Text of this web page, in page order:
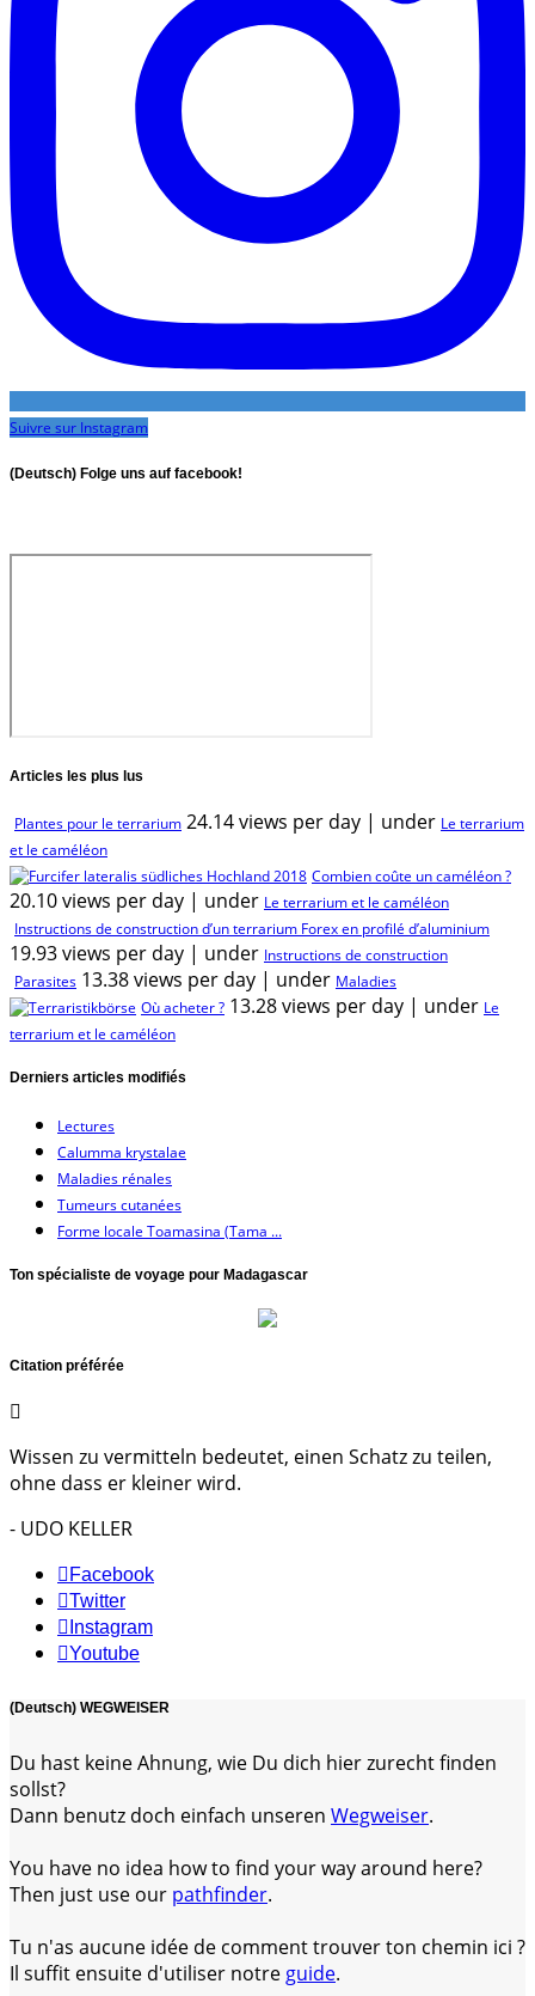
Suivre sur Instagram
(Deutsch) Folge uns auf facebook!
Articles les plus lus
Plantes pour le terrarium 24.14 views per day | under Le terrarium
et le caméléon
Combien coûte un caméléon ?
20.10 views per day | under Le terrarium et le caméléon
Instructions de construction d’un terrarium Forex en profilé d’aluminium
19.93 views per day | under Instructions de construction
Parasites 13.38 views per day | under Maladies
Où acheter ? 13.28 views per day | under Le
terrarium et le caméléon
Derniers articles modifiés
Lectures
Calumma krystalae
Maladies rénales
Tumeurs cutanées
Forme locale Toamasina (Tama ...
Ton spécialiste de voyage pour Madagascar
Citation préférée
Wissen zu vermitteln bedeutet, einen Schatz zu teilen,
ohne dass er kleiner wird.
- UDO KELLER
Facebook
Twitter
Instagram
Youtube
(Deutsch) WEGWEISER
Du hast keine Ahnung, wie Du dich hier zurecht finden
sollst?
Dann benutz doch einfach unseren Wegweiser.
You have no idea how to find your way around here?
Then just use our pathfinder.
Tu n'as aucune idée de comment trouver ton chemin ici ?
Il suffit ensuite d'utiliser notre guide.